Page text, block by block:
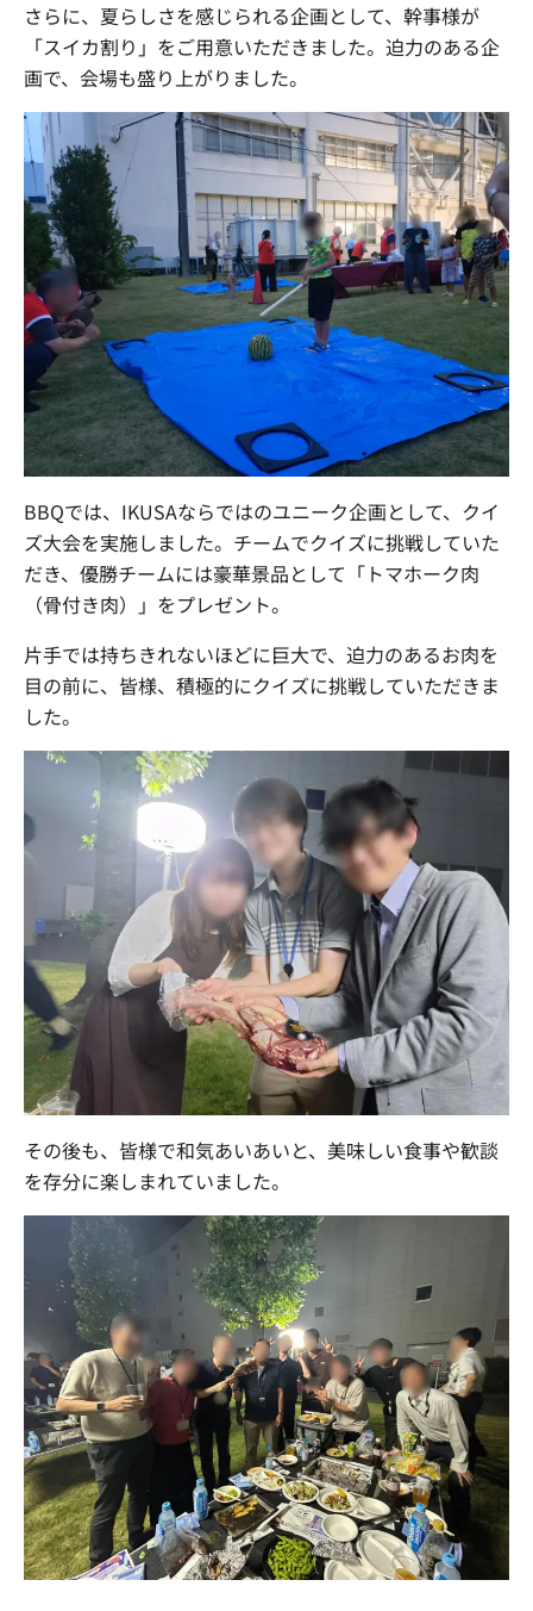
さらに、夏らしさを感じられる企画として、幹事様が
「スイカ割り」をご用意いただきました。迫力のある企
画で、会場も盛り上がりました。
BBQでは、IKUSAならではのユニーク企画として、クイ
ズ大会を実施しました。チームでクイズに挑戦していた
だき、優勝チームには豪華景品として「トマホーク肉
（骨付き肉）」をプレゼント。
片手では持ちきれないほどに巨大で、迫力のあるお肉を
目の前に、皆様、積極的にクイズに挑戦していただきま
した。
その後も、皆様で和気あいあいと、美味しい食事や歓談
を存分に楽しまれていました。